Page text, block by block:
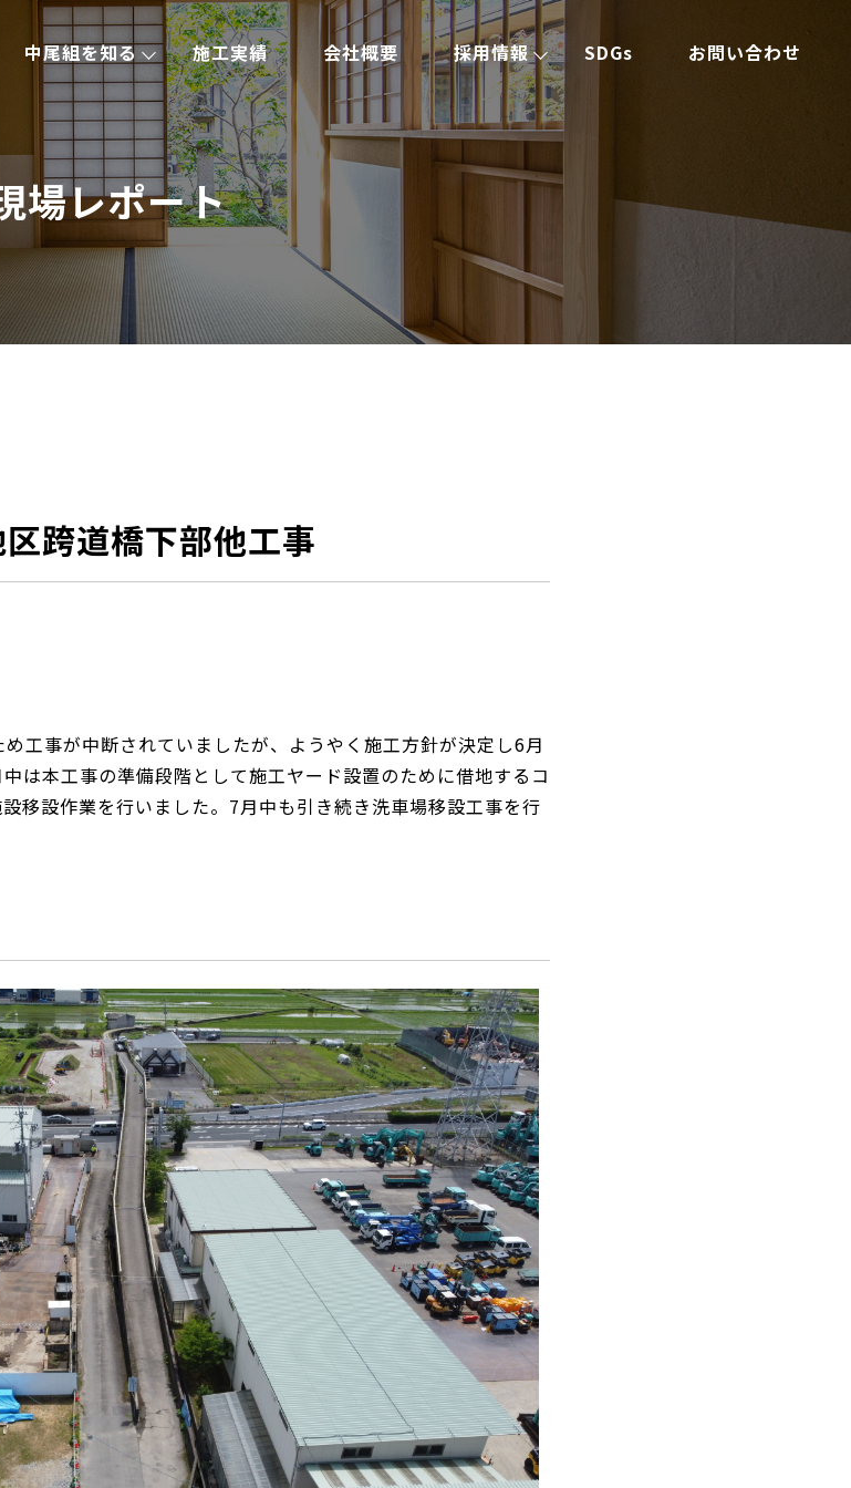
中尾組を知る 施工実績 会社概要 採用情報 SDGs お問い合わせ
場レポート
跨道橋下部他工事
。
。
工事が中断されていましたが、ようやく施工方針が決定し6月
は本工事の準備段階として施工ヤード設置のために借地するコ
移設作業を行いました。7月中も引き続き洗車場移設工事を行